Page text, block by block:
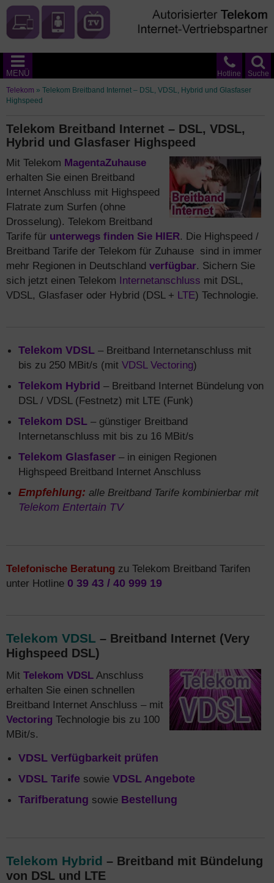
Suche
Hotline
MENÜ
Telekom » Telekom Breitband Internet – DSL, VDSL, Hybrid und Glasfaser
Highspeed
Telekom Breitband Internet – DSL, VDSL,
Hybrid und Glasfaser Highspeed
Mit Telekom MagentaZuhause
erhalten Sie einen Breitband
Internet Anschluss mit Highspeed
Flatrate zum Surfen (ohne
Drosselung). Telekom Breitband
Tarife für unterwegs finden Sie HIER. Die Highspeed /
Breitband Tarife der Telekom für Zuhause sind in immer
mehr Regionen in Deutschland verfügbar. Sichern Sie
sich jetzt einen Telekom Internetanschluss mit DSL,
VDSL, Glasfaser oder Hybrid (DSL + LTE) Technologie.
Telekom VDSL – Breitband Internetanschluss mit
bis zu 250 MBit/s (mit VDSL Vectoring)
Telekom Hybrid – Breitband Internet Bündelung von
DSL / VDSL (Festnetz) mit LTE (Funk)
Telekom DSL – günstiger Breitband
Internetanschluss mit bis zu 16 MBit/s
Telekom Glasfaser – in einigen Regionen
Highspeed Breitband Internet Anschluss
Empfehlung: alle Breitband Tarife kombinierbar mit
Telekom Entertain TV
Telefonische Beratung zu Telekom Breitband Tarifen
unter Hotline 0 39 43 / 40 999 19
Telekom VDSL – Breitband Internet (Very
Highspeed DSL)
Mit Telekom VDSL Anschluss
erhalten Sie einen schnellen
Breitband Internet Anschluss – mit
Vectoring Technologie bis zu 100
MBit/s.
VDSL Verfügbarkeit prüfen
VDSL Tarife sowie VDSL Angebote
Tarifberatung sowie Bestellung
Telekom Hybrid – Breitband mit Bündelung
von DSL und LTE